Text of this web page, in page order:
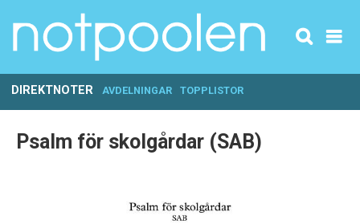
DIREKTNOTER AVDELNINGAR TOPPLISTOR
Psalm för skolgårdar (SAB)